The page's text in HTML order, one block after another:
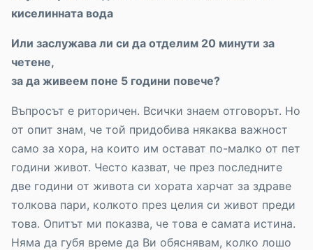
киселинната вода
Или заслужава ли си да отделим 20 минути за
четене,
за да живеем поне 5 години повече?
Въпросът е риторичен. Всички знаем отговорът. Но
от опит знам, че той придобива някаква важност
само за хора, на които им остават по-малко от пет
години живот. Често казват, че през последните
две години от живота си хората харчат за здраве
толкова пари, колкото през целия си живот преди
това. Опитът ми показва, че това е самата истина.
Няма да губя време да Ви обяснявам, колко лошо